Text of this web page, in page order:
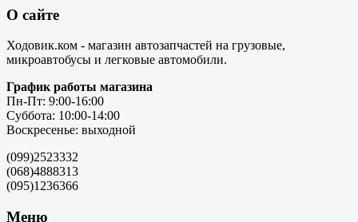
О сайте
Ходовик.ком - магазин автозапчастей на грузовые,
микроавтобусы и легковые автомобили.
График работы магазина
Пн-Пт: 9:00-16:00
Суббота: 10:00-14:00
Воскресенье: выходной
(099)2523332
(068)4888313
(095)1236366
Меню